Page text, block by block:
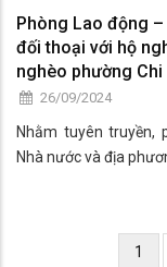
Phòng Lao động
đối thoại với hộ
nghèo phường Chi
26/09/2024
Nhằm tuyên truyền,
Nhà nước và địa
1